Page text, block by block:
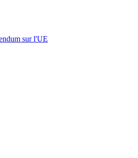
sur l'UE